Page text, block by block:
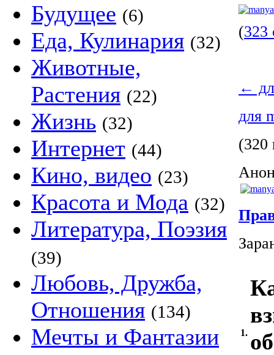
Будущее (6)
Еда, Кулинария (32)
Животные,
Растения (22)
Жизнь (32)
Интернет (44)
Кино, видео (23)
Красота и Мода (32)
Литература, Поэзия
(39)
Любовь, Дружба,
Отношения (134)
Мечты и Фантазии
(323
←
для
(320
1.